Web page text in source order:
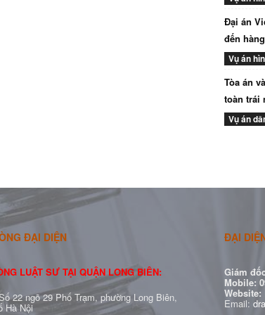
Đại án
đến
Vụ án
Tòa án
toàn trái
Vụ án
ĐẠI DIỆN
LUẬT SƯ TẠI QUẬN LONG BIÊN:
22 ngõ 29 Phố Trạm, phường Long Biên,
Hà Nội
ĐẠI
Giám
Mobile:
Website:
Email: